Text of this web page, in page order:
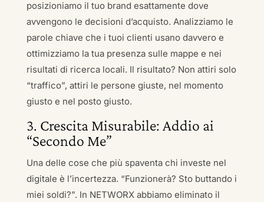
posizioniamo il tuo brand esattamente dove
avvengono le decisioni d’acquisto. Analizziamo le
parole chiave che i tuoi clienti usano davvero e
ottimizziamo la tua presenza sulle mappe e nei
risultati di ricerca locali. Il risultato? Non attiri solo
“traffico”, attiri le persone giuste, nel momento
giusto e nel posto giusto.
3. Crescita Misurabile: Addio ai
“Secondo Me”
Una delle cose che più spaventa chi investe nel
digitale è l’incertezza. “Funzionerà? Sto buttando i
miei soldi?”. In NETWORX abbiamo eliminato il